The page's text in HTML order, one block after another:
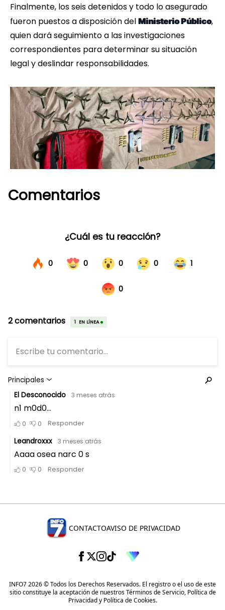
Finalmente, los seis detenidos y todo lo asegurado
fueron puestos a disposición del Ministerio Público,
quien dará seguimiento a las investigaciones
correspondientes para determinar su situación
legal y deslindar responsabilidades.
Comentarios
CONTACTOAVISO DE PRIVACIDAD
INFO7 2026 © Todos los Derechos Reservados. El registro o el uso de este
sitio constituye la aceptación de nuestrosTérminos de Servicio, Política de
Privacidady Política de Cookies.